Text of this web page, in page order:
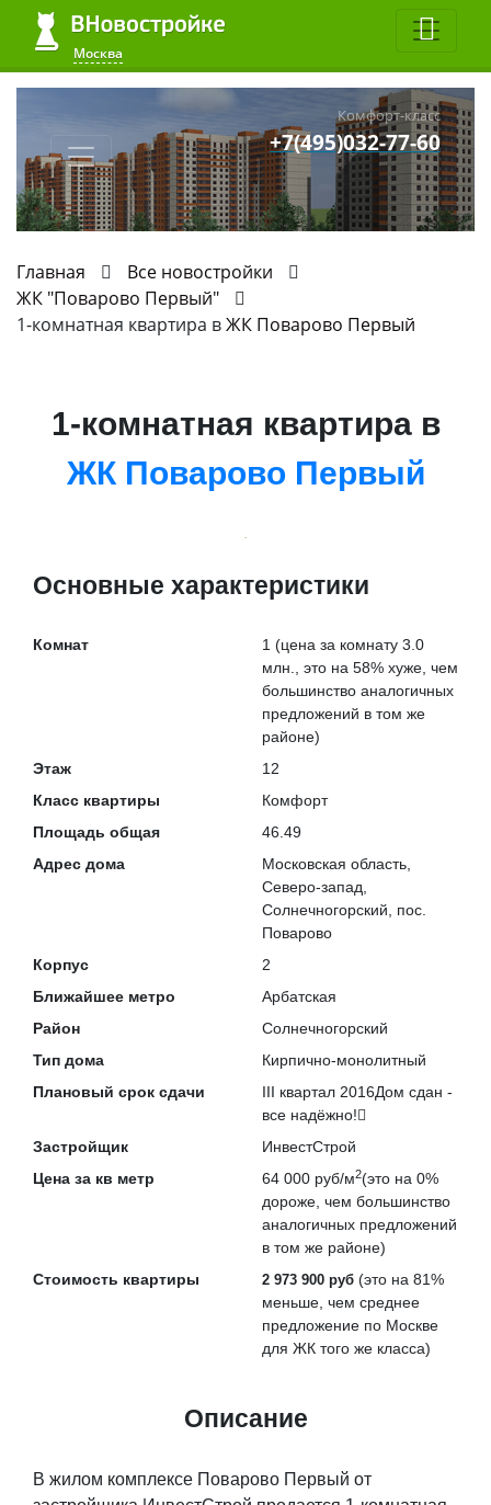
Москва
Комфорт-класс
+7(495)032-77-60
Главная
Все новостройки
ЖК "Поварово Первый"
1-комнатная квартира вЖК Поварово Первый
1-комнатная квартира в
ЖК Поварово Первый
Основные характеристики
Комнат 1 (цена за комнату 3.0
млн., это на 58% хуже , чем
большинство аналогичных
предложений в том же
районе)
Этаж
12
Класс квартиры
Комфорт
Площадь общая
46.49
Адрес дома
Московская область,
Северо-запад,
Солнечногорский, пос.
Поварово
Корпус
2
Ближайшее метро
Арбатская
Район
Солнечногорский
Тип дома
Кирпично-монолитный
Плановый срок сдачи
III квартал 2016Дом сдан -
все надёжно!
Застройщик
ИнвестСтрой
Цена за кв метр
64 000 руб/м2(это на 0%
дороже , чем большинство
аналогичных предложений
в том же районе)
Стоимость квартиры
2 973 900 руб (это на 81%
меньше , чем среднее
предложение по Москве
для ЖК того же класса)
Описание
В жилом комплексе Поварово Первый от